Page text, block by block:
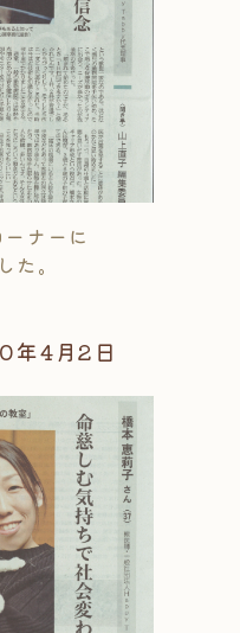
ーナーに
た。
4月2日